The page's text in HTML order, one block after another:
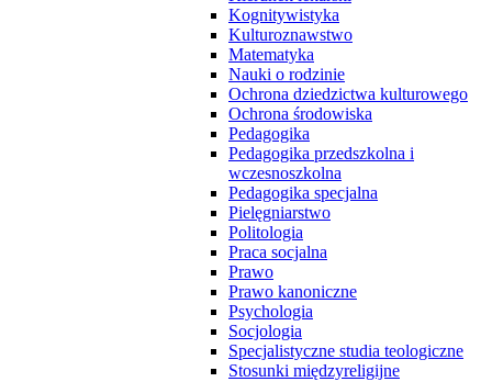
Kognitywistyka
Kulturoznawstwo
Matematyka
Nauki o rodzinie
Ochrona dziedzictwa kulturowego
Ochrona środowiska
Pedagogika
Pedagogika przedszkolna i
wczesnoszkolna
Pedagogika specjalna
Pielęgniarstwo
Politologia
Praca socjalna
Prawo
Prawo kanoniczne
Psychologia
Socjologia
Specjalistyczne studia teologiczne
Stosunki międzyreligijne